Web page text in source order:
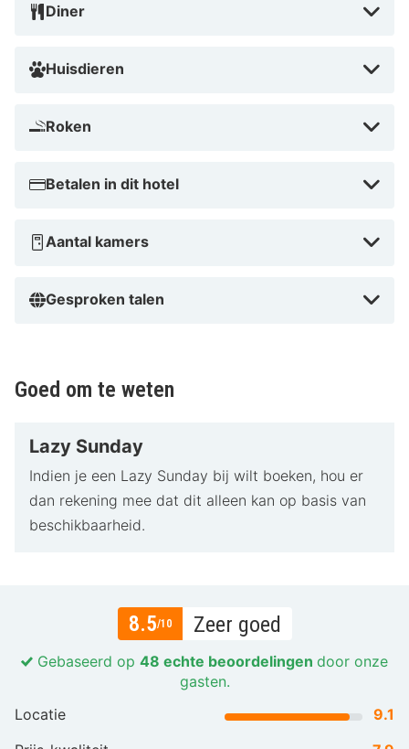
Diner
Huisdieren
Roken
Betalen in dit hotel
Aantal kamers
Gesproken talen
Goed om te weten
Lazy Sunday
Indien je een Lazy Sunday bij wilt boeken, hou er
dan rekening mee dat dit alleen kan op basis van
beschikbaarheid.
8.5/10 Zeer goed
Gebaseerd op 48 echte beoordelingen door onze
gasten.
Locatie
9.1